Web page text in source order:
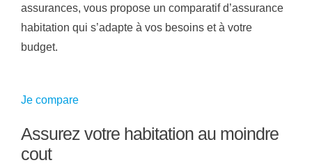
assurances, vous propose un comparatif d’assurance
habitation qui s’adapte à vos besoins et à votre
budget.
Je compare
Assurez votre habitation au moindre
cout